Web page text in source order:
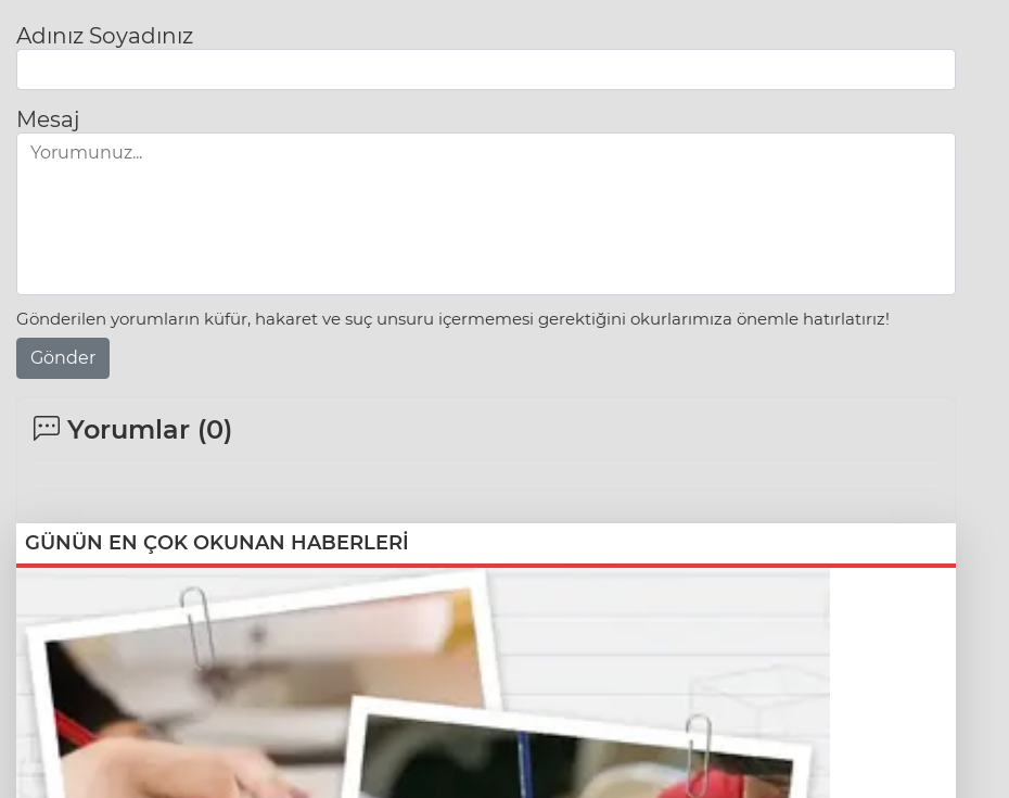
Adınız Soyadınız
Mesaj
Gönderilen yorumların küfür, hakaret ve suç unsuru içermemesi gerektiğini okurlarımıza önemle hatırlatırız!
Gönder
Yorumlar (0)
GÜNÜN EN ÇOK OKUNAN HABERLERİ